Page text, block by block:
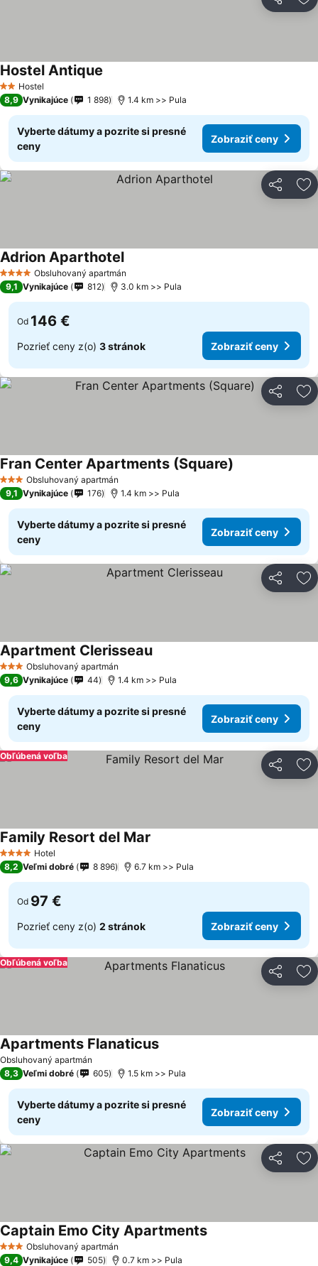
Zdieľať
2 Počet hviezdičiek
Hostel
Hostel Antique
8,9 Vynikajúce 1 898 1.4 km >> Pula
Vyberte dátumy a pozrite si presné
ceny
Zobraziť ceny
Zdieľať
4 Počet hviezdičiek
Obsluhovaný apartmán
Adrion AparthotelZobraziť ceny
9,1 Vynikajúce 812 3.0 km >> Pula
Od 146 €
Pozrieť ceny z(o) 3 stránok Zobraziť ceny
Zdieľať
3 Počet hviezdičiek
Obsluhovaný apartmán
Fran Center Apartments (Square)
9,1 Vynikajúce 176 1.4 km >> Pula
Vyberte dátumy a pozrite si presné
ceny
Zobraziť ceny
Zdieľať
3 Počet hviezdičiek
Obsluhovaný apartmán
Apartment ClerisseauZobraziť ceny
9,6 Vynikajúce 44 1.4 km >> Pula
Vyberte dátumy a pozrite si presné
ceny
Zobraziť ceny
Zdieľať
Obľúbená voľba
4 Počet hviezdičiek
Hotel
Family Resort del Mar
8,2 Veľmi dobré 8 896 6.7 km >> Pula
Od 97 €
Pozrieť ceny z(o) 2 stránok Zobraziť ceny
Zdieľať
Obľúbená voľba
Obsluhovaný apartmán
Apartments FlanaticusZobraziť ceny
8,3 Veľmi dobré 605 1.5 km >> Pula
Vyberte dátumy a pozrite si presné
ceny
Zobraziť ceny
Zdieľať
3 Počet hviezdičiek
Obsluhovaný apartmán
Captain Emo City ApartmentsZobraziť ceny
9,4 Vynikajúce 505 0.7 km >> Pula